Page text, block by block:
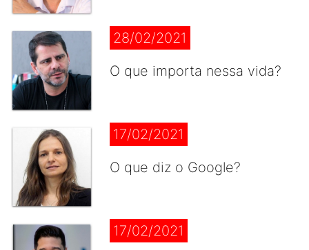
28/02/2021
O que importa nessa vida?
17/02/2021
O que diz o Google?
17/02/2021